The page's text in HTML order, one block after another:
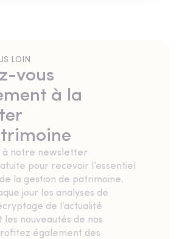
LOIN
vous
à la
à notre newsletter
pour recevoir l’essentiel
la gestion de patrimoine.
jour les analyses de
de l’actualité
les nouveautés de nos
également des